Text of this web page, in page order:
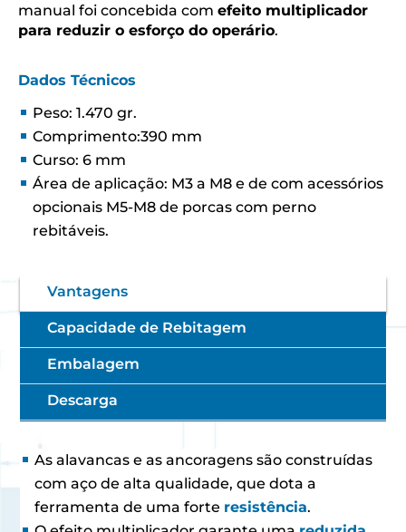
manual foi concebida com efeito multiplicador
para reduzir o esforço do operário.
Dados Técnicos
Peso: 1.470 gr.
Comprimento:390 mm
Curso: 6 mm
Área de aplicação: M3 a M8 e de com acessórios
opcionais M5-M8 de porcas com perno
rebitáveis.
Vantagens
Capacidade de Rebitagem
Embalagem
Descarga
As alavancas e as ancoragens são construídas
com aço de alta qualidade, que dota a
ferramenta de uma forte resistência.